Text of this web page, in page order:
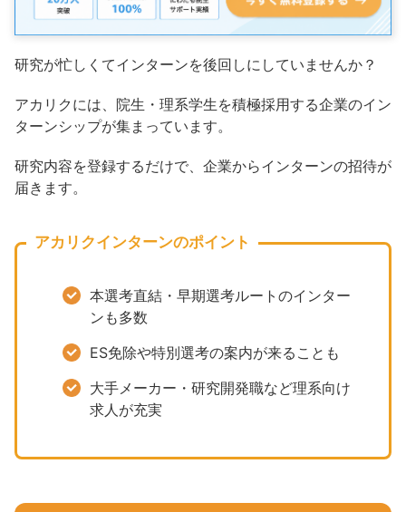
研究が忙しくてインターンを後回しにしていませんか？
アカリクには、院生・理系学生を積極採用する企業のイン
ターンシップが集まっています。
研究内容を登録するだけで、企業からインターンの招待が
届きます。
アカリクインターンのポイント
本選考直結・早期選考ルートのインター
ンも多数
ES免除や特別選考の案内が来ることも
大手メーカー・研究開発職など理系向け
求人が充実